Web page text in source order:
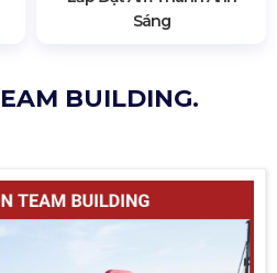
Sáng
BUILDING.